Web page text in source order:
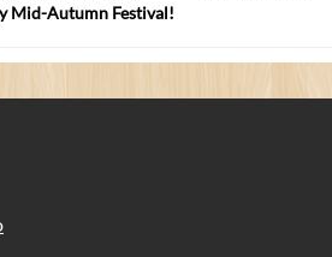
Mid-Autumn Festival!
2025-08-25
at the Computer? Pay More
Screen
？桌子高度和螢幕高度
of Desk and Monitor Height on
at a Desk Often Lead to Back Pain?